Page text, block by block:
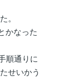
。
かなった
順通りに
せいかう